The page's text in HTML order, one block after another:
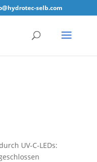
selb.com
UV-C-LEDs: